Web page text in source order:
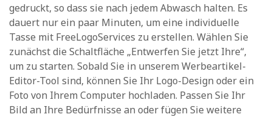
gedruckt, so dass sie nach jedem Abwasch halten. Es
dauert nur ein paar Minuten, um eine individuelle
Tasse mit FreeLogoServices zu erstellen. Wählen Sie
zunächst die Schaltfläche „Entwerfen Sie jetzt Ihre“,
um zu starten. Sobald Sie in unserem Werbeartikel-
Editor-Tool sind, können Sie Ihr Logo-Design oder ein
Foto von Ihrem Computer hochladen. Passen Sie Ihr
Bild an Ihre Bedürfnisse an oder fügen Sie weitere